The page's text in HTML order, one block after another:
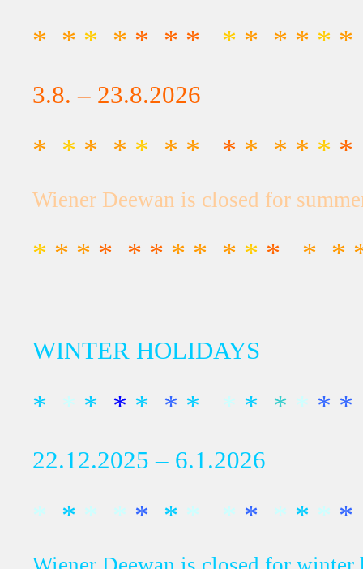
* * * * * * * * * * * *
3.8. – 23.8.2026
* * * * * * * * * * * * *
Wiener Deewan is closed for
* * * * * * * * * * * * *
WINTER HOLIDAYS
* * * * * * * * * * * *
22.12.2025 – 6.1.2026
* * * * * * * * * * * * *